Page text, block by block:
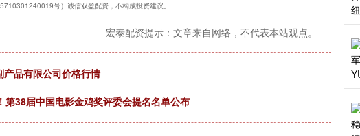
号）诚信双盈配资，不构成投资建议。
宏泰配资提示：文章来自网络，不代表本站观点。
品有限公司价格行情
38届中国电影金鸡奖评委会提名名单公布